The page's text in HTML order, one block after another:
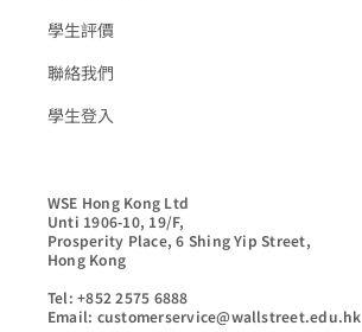
學生評價
聯絡我們
學生登入
WSE Hong Kong Ltd
Unti 1906-10, 19/F,
Prosperity Place, 6 Shing Yip Street,
Hong Kong
Tel: +852 2575 6888
Email: customerservice@wallstreet.edu.hk